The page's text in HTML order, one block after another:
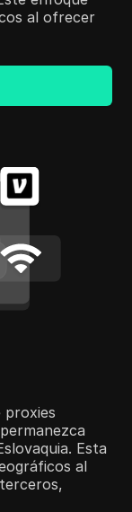
al ofrecer
proxies
Esta
al